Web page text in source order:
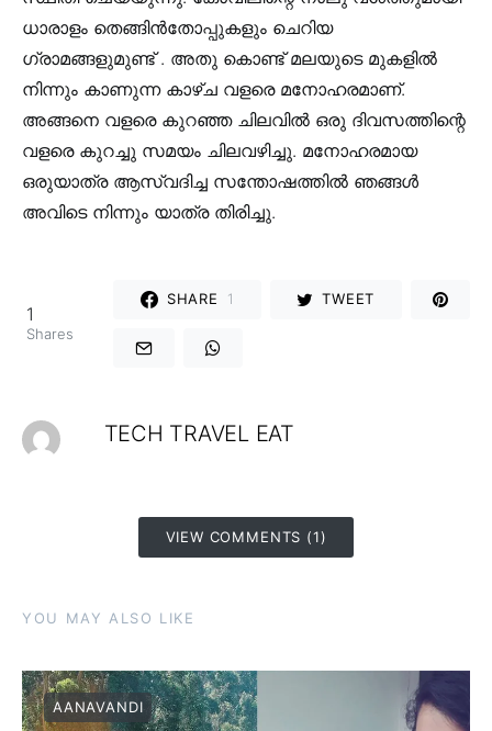
ധാരാളം തെങ്ങിൻതോപ്പുകളും ചെറിയ
ഗ്രാമങ്ങളുമുണ്ട് . അതു കൊണ്ട് മലയുടെ മുകളിൽ
നിന്നും കാണുന്ന കാഴ്ച വളരെ മനോഹരമാണ്.
അങ്ങനെ വളരെ കുറഞ്ഞ ചിലവിൽ ഒരു ദിവസത്തിന്റെ
വളരെ കുറച്ചു സമയം ചിലവഴിച്ചു. മനോഹരമായ
ഒരുയാത്ര ആസ്വദിച്ച സന്തോഷത്തിൽ ഞങ്ങൾ
അവിടെ നിന്നും യാത്ര തിരിച്ചു.
1
Shares
SHARE 1 TWEET
TECH TRAVEL EAT
VIEW COMMENTS (1)
YOU MAY ALSO LIKE
AANAVANDI